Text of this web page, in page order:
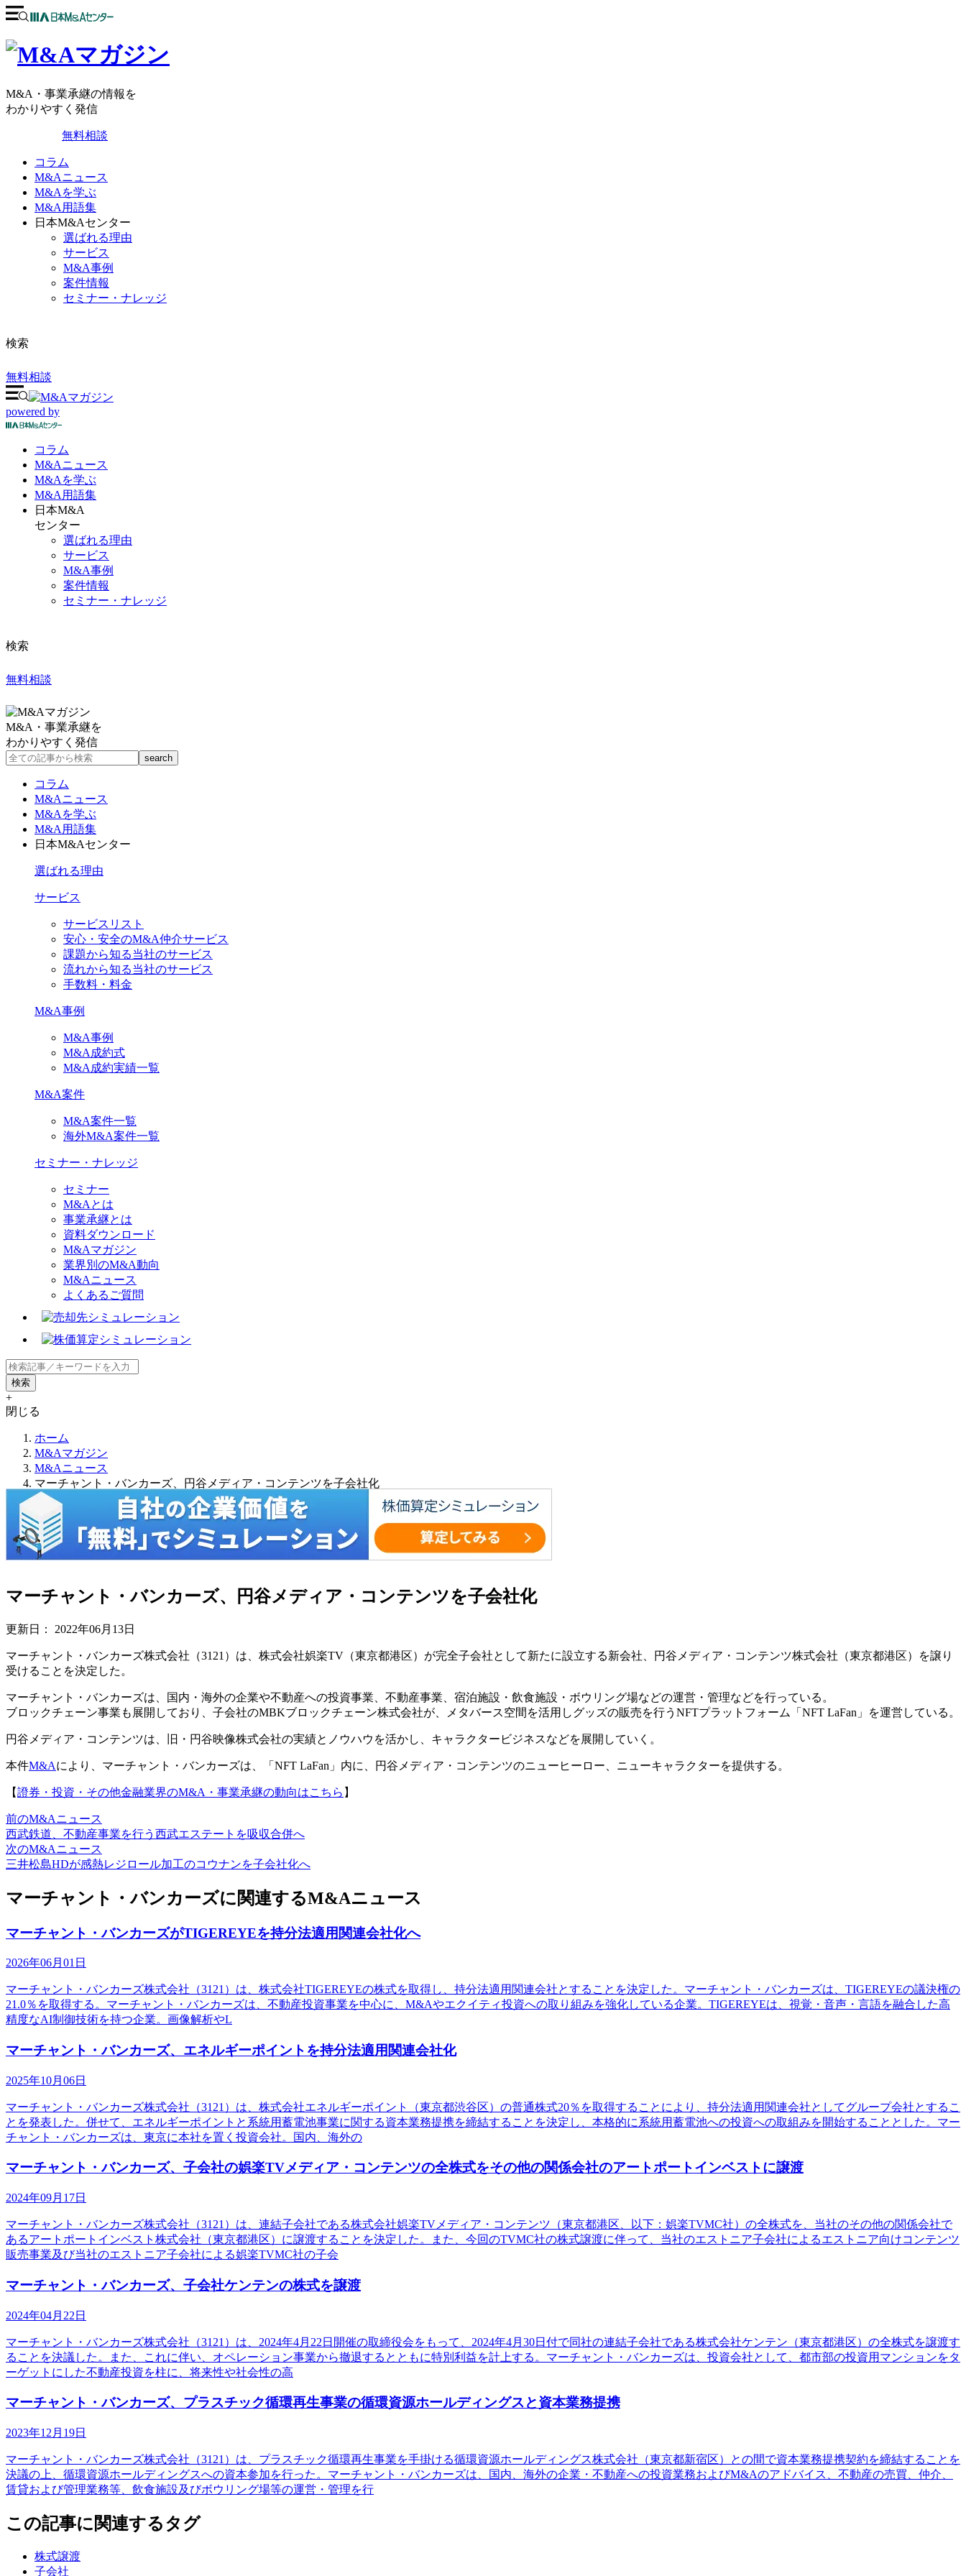
M&A・事業承継の情報を
わかりやすく発信
無料相談
コラム
M&Aニュース
M&Aを学ぶ
M&A用語集
日本M&Aセンター
選ばれる理由
サービス
M&A事例
案件情報
セミナー・ナレッジ
検索
無料相談
powered by
コラム
M&Aニュース
M&Aを学ぶ
M&A 用語集
日本M&A
センター
選ばれる理由
サービス
M&A事例
案件情報
セミナー・ナレッジ
検索
無料相談
M&A・事業承継を
わかりやすく発信
コラム
M&Aニュース
M&Aを学ぶ
M&A用語集
日本M&Aセンター
選ばれる理由
サービス
サービスリスト
安心・安全のM&A仲介サービス
課題から知る当社のサービス
流れから知る当社のサービス
手数料・料金
M&A事例
M&A事例
M&A成約式
M&A成約実績一覧
M&A案件
M&A案件一覧
海外M&A案件一覧
セミナー・ナレッジ
セミナー
M&Aとは
事業承継とは
資料ダウンロード
M&Aマガジン
業界別のM&A動向
M&Aニュース
よくあるご質問
+
閉じる
ホーム
M&Aマガジン
M&Aニュース
マーチャント・バンカーズ、円谷メディア・コンテンツを子会社化
マーチャント・バンカーズ、円谷メディア・コンテンツを子会社化
更新日： 2022年06月13日
マーチャント・バンカーズ株式会社（3121）は、株式会社娯楽TV（東京都港区）が完全子会社として新たに設立する新会社、円谷メディア・コンテンツ株式会社（東京都港区）を譲り
受けることを決定した。
マーチャント・バンカーズは、国内・海外の企業や不動産への投資事業、不動産事業、宿泊施設・飲食施設・ボウリング場などの運営・管理などを行っている。
ブロックチェーン事業も展開しており、子会社のMBKブロックチェーン株式会社が、メタバース空間を活用しグッズの販売を行うNFTプラットフォーム「NFT LaFan」を運営している。
円谷メディア・コンテンツは、旧・円谷映像株式会社の実績とノウハウを活かし、キャラクタービジネスなどを展開していく。
本件M&Aにより、マーチャント・バンカーズは、「NFT LaFan」内に、円谷メディア・コンテンツのニューヒーロー、ニューキャラクターを提供する。
【證券・投資・その他金融業界のM&A・事業承継の動向はこちら 】
前のM&Aニュース
西武鉄道、不動産事業を行う西武エステートを吸収合併へ
次のM&Aニュース
三井松島HDが感熱レジロール加工のコウナンを子会社化へ
マーチャント・バンカーズに関連するM&Aニュース
マーチャント・バンカーズがTIGEREYEを持分法適用関連会社化へ
2026年06月01日
マーチャント・バンカーズ株式会社（3121）は、株式会社TIGEREYEの株式を取得し、持分法適用関連会社とすることを決定した。マーチャント・バンカーズは、TIGEREYEの議決権の
21.0％を取得する。マーチャント・バンカーズは、不動産投資事業を中心に、M&Aやエクイティ投資への取り組みを強化している企業。TIGEREYEは、視覚・音声・言語を融合した高
精度なAI制御技術を持つ企業。画像解析やL
マーチャント・バンカーズ、エネルギーポイントを持分法適用関連会社化
2025年10月06日
マーチャント・バンカーズ株式会社（3121）は、株式会社エネルギーポイント（東京都渋谷区）の普通株式20％を取得することにより、持分法適用関連会社としてグループ会社とするこ
とを発表した。併せて、エネルギーポイントと系統用蓄電池事業に関する資本業務提携を締結することを決定し、本格的に系統用蓄電池への投資への取組みを開始することとした。マー
チャント・バンカーズは、東京に本社を置く投資会社。国内、海外の
マーチャント・バンカーズ、子会社の娯楽TVメディア・コンテンツの全株式をその他の関係会社のアートポートインベストに譲渡
2024年09月17日
マーチャント・バンカーズ株式会社（3121）は、連結子会社である株式会社娯楽TVメディア・コンテンツ（東京都港区、以下：娯楽TVMC社）の全株式を、当社のその他の関係会社で
あるアートポートインベスト株式会社（東京都港区）に譲渡することを決定した。また、今回のTVMC社の株式譲渡に伴って、当社のエストニア子会社によるエストニア向けコンテンツ
販売事業及び当社のエストニア子会社による娯楽TVMC社の子会
マーチャント・バンカーズ、子会社ケンテンの株式を譲渡
2024年04月22日
マーチャント・バンカーズ株式会社（3121）は、2024年4月22日開催の取締役会をもって、2024年4月30日付で同社の連結子会社である株式会社ケンテン（東京都港区）の全株式を譲渡す
ることを決議した。また、これに伴い、オペレーション事業から撤退するとともに特別利益を計上する。マーチャント・バンカーズは、投資会社として、都市部の投資用マンションをタ
ーゲットにした不動産投資を柱に、将来性や社会性の高
マーチャント・バンカーズ、プラスチック循環再生事業の循環資源ホールディングスと資本業務提携
2023年12月19日
マーチャント・バンカーズ株式会社（3121）は、プラスチック循環再生事業を手掛ける循環資源ホールディングス株式会社（東京都新宿区）との間で資本業務提携契約を締結することを
決議の上、循環資源ホールディングスへの資本参加を行った。マーチャント・バンカーズは、国内、海外の企業・不動産への投資業務およびM&Aのアドバイス、不動産の売買、仲介、
賃貸および管理業務等、飲食施設及びボウリング場等の運営・管理を行
この記事に関連するタグ
株式譲渡
子会社